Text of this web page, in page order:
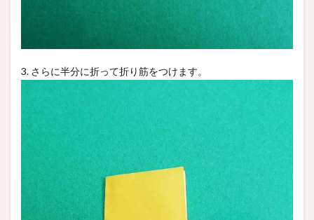
3. さらに半分に折って折り筋をつけます。